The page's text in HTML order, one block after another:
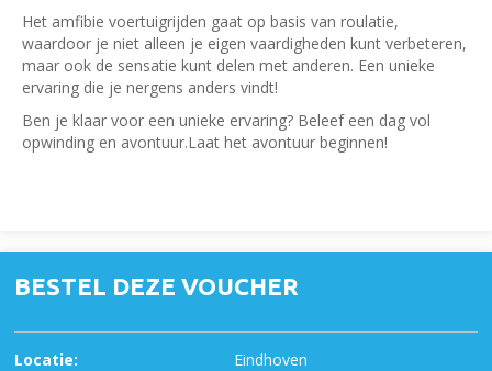
Het amfibie voertuigrijden gaat op basis van roulatie,
waardoor je niet alleen je eigen vaardigheden kunt verbeteren,
maar ook de sensatie kunt delen met anderen. Een unieke
ervaring die je nergens anders vindt!
Ben je klaar voor een unieke ervaring? Beleef een dag vol
opwinding en avontuur.Laat het avontuur beginnen!
BESTEL DEZE VOUCHER
Locatie:
Eindhoven